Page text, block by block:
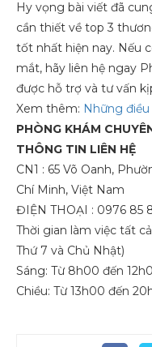
Hy vọng bài viết đã
cần thiết về top 3
tốt nhất hiện nay. Nếu
mắt, hãy liên hệ ngay
được hỗ trợ và tư vấn
Xem thêm: Những
PHÒNG KHÁM
THÔNG TIN LIÊN HỆ
CN1 : 65 Võ Oanh,
Chí Minh, Việt Nam
ĐIỆN THOẠI : 0976 85
Thời gian làm việc tất
Thứ 7 và Chủ Nhật)
Sáng: Từ 8h00 đến
Chiều: Từ 13h00 đến